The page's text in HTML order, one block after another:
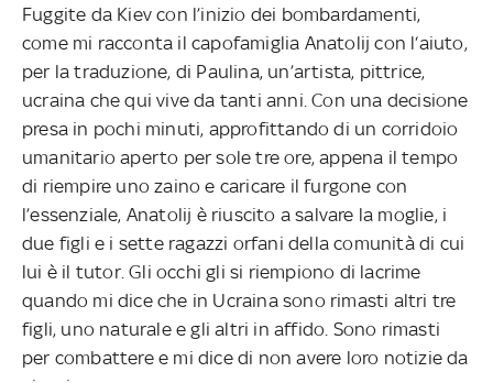
Fuggite da Kiev con l’inizio dei bombardamenti,
come mi racconta il capofamiglia Anatolij con l‘aiuto,
per la traduzione, di Paulina, un’artista, pittrice,
ucraina che qui vive da tanti anni. Con una decisione
presa in pochi minuti, approfittando di un corridoio
umanitario aperto per sole tre ore, appena il tempo
di riempire uno zaino e caricare il furgone con
l’essenziale, Anatolij è riuscito a salvare la moglie, i
due figli e i sette ragazzi orfani della comunità di cui
lui è il tutor. Gli occhi gli si riempiono di lacrime
quando mi dice che in Ucraina sono rimasti altri tre
figli, uno naturale e gli altri in affido. Sono rimasti
per combattere e mi dice di non avere loro notizie da